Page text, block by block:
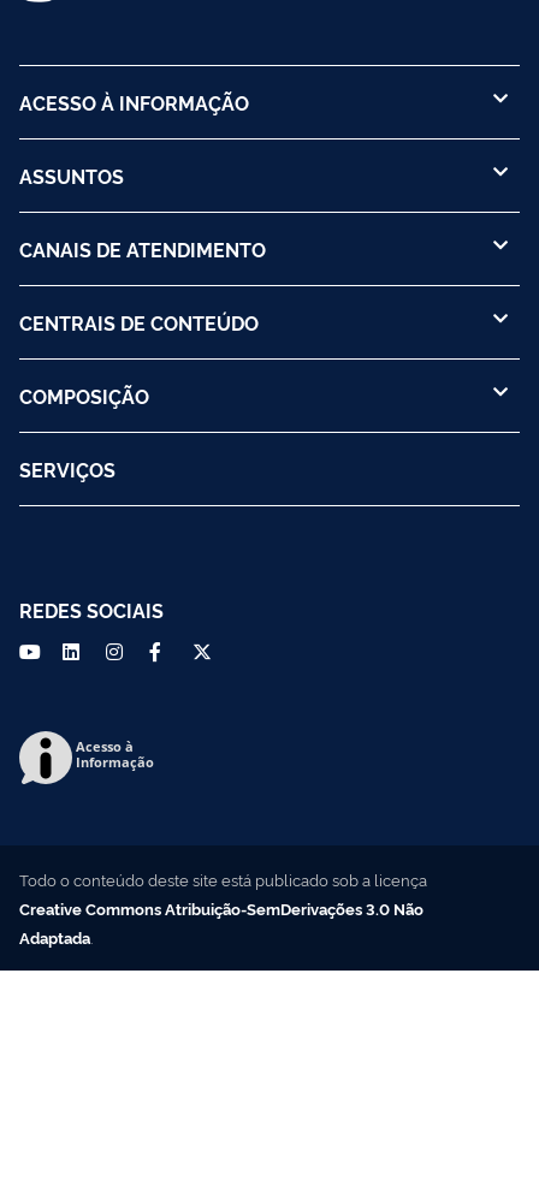
ACESSO À INFORMAÇÃO
ASSUNTOS
CANAIS DE ATENDIMENTO
CENTRAIS DE CONTEÚDO
COMPOSIÇÃO
SERVIÇOS
REDES SOCIAIS
Acesso à
Informação
Todo o conteúdo deste site está publicado sob a licença
Creative Commons Atribuição-SemDerivações 3.0 Não
Adaptada